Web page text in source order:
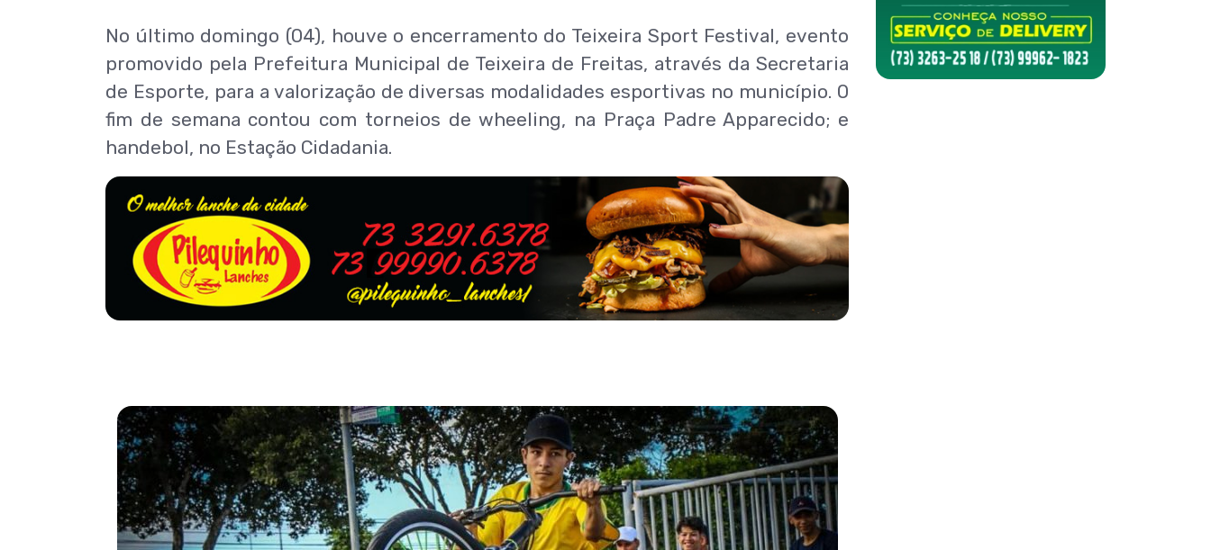
No último domingo (04), houve o encerramento do Teixeira Sport Festival, evento
promovido pela Prefeitura Municipal de Teixeira de Freitas, através da Secretaria
de Esporte, para a valorização de diversas modalidades esportivas no município. O
fim de semana contou com torneios de wheeling, na Praça Padre Apparecido; e
handebol, no Estação Cidadania.